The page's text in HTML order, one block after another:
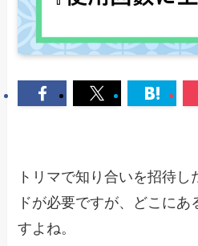
トリマで知り合いを招待
ドが必要ですが、どこに
すよね。